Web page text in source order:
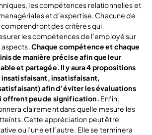
les compétences relationnelles et
et d’expertise. Chacune de
des critères qui
les compétences de l’employé sur
aspects.Chaque compétence et chaque
de manière précise afin que leur
et partagée. Il y aura 4 propositions
insatisfaisant, insatisfaisant,
afin d’éviter les évaluations
offrent peu de signification. Enfin,
clairement dans quelle mesure les
Cette appréciation peut être
ou l’une et l’autre. Elle se terminera